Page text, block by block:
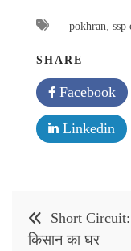
pokhran, ssp
SHARE
Facebook
Linkedin
Post
navigation
Short Circuit:
किसान का घर